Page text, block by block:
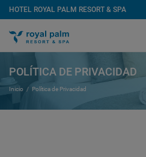
HOTEL ROYAL PALM RESORT & SPA
POLÍTICA DE PRIVACIDAD
Inicio Política de Privacidad